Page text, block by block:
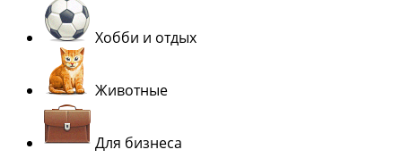
Хобби и отдых
Животные
Для бизнеса